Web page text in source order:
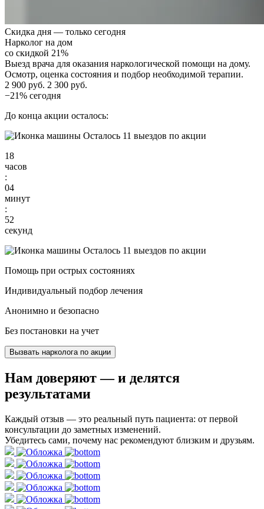
Скидка дня — только сегодня
Нарколог на дом
со скидкой 21%
Выезд врача для оказания наркологической помощи на дому.
Осмотр, оценка состояния и подбор необходимой терапии.
2 900 руб. 2 300 руб.
−21% сегодня
До конца акции осталось:
Осталось 11 выездов по акции
18
часов
:
04
минут
:
51
секунд
Осталось 11 выездов по акции
Помощь при острых состояниях
Индивидуальный подбор лечения
Анонимно и безопасно
Без постановки на учет
Вызвать нарколога по акции
Нам доверяют— и делятся
результатами
Каждый отзыв — это реальный путь пациента: от первой
консультации до заметных изменений.
Убедитесь сами, почему нас рекомендуют близким и друзьям.